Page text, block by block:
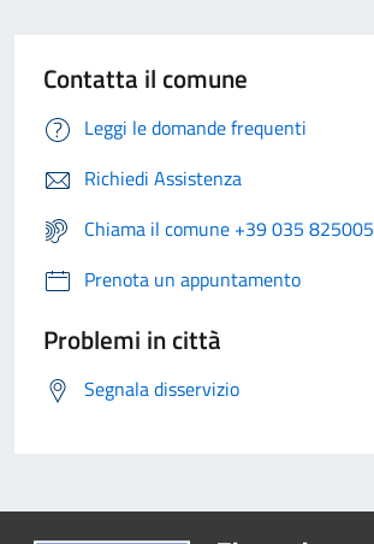
Contatta il comune
Leggi le domande frequenti
Richiedi Assistenza
Chiama il comune +39 035 825005
Prenota un appuntamento
Problemi in città
Segnala disservizio